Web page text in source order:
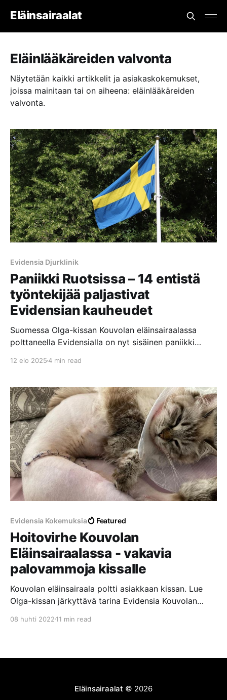
Eläinsairaalat
Eläinlääkäreiden valvonta
Näytetään kaikki artikkelit ja asiakaskokemukset,
joissa mainitaan tai on aiheena: eläinlääkäreiden
valvonta.
Evidensia Djurklinik
Paniikki Ruotsissa – 14 entistä
työntekijää paljastivat
Evidensian kauheudet
Suomessa Olga-kissan Kouvolan eläinsairaalassa
polttaneella Evidensialla on nyt sisäinen paniikki
Radion P3 Nyheter dokumenttiohjelmassa.
Dokumentissa nämä henkilöt väittävät, että
Evidensian keskittyminen voittojen maksimointiin
vaikuttaa negatiivisesti hoidon laatuun. Eläimet
jätetään makaamaan omaan ulosteeseensa ja että
12 elo 20254 min read
Evidensia Kokemuksia Featured
Hoitovirhe Kouvolan
Eläinsairaalassa - vakavia
palovammoja kissalle
Kouvolan eläinsairaala poltti asiakkaan kissan. Lue
Olga-kissan järkyttävä tarina Evidensia Kouvolan
aiheutui vakavia palovammoja laajalle alueelle.
08 huhti 2022 11 min read
Eläinsairaalat © 2026